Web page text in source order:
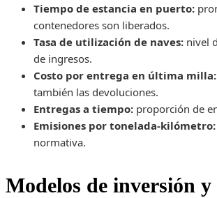
Tiempo de estancia en puerto:
contenedores son liberados.
Tasa de utilización de naves: nivel
de ingresos.
Costo por entrega en última milla:
también las devoluciones.
Entregas a tiempo: proporción de
Emisiones por tonelada-kilómetro:
normativa.
Modelos de inversión